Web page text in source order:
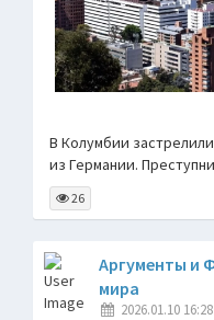
В Колумбии
из Германии.
26
Аргументы и
мира
2026.01.10 16:28